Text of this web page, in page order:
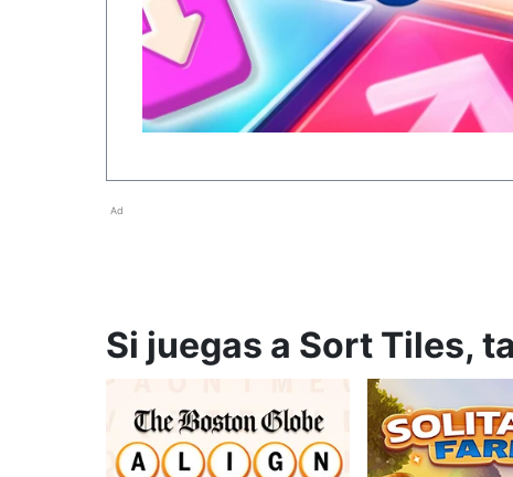
Ad
Si juegas a Sort Tiles,